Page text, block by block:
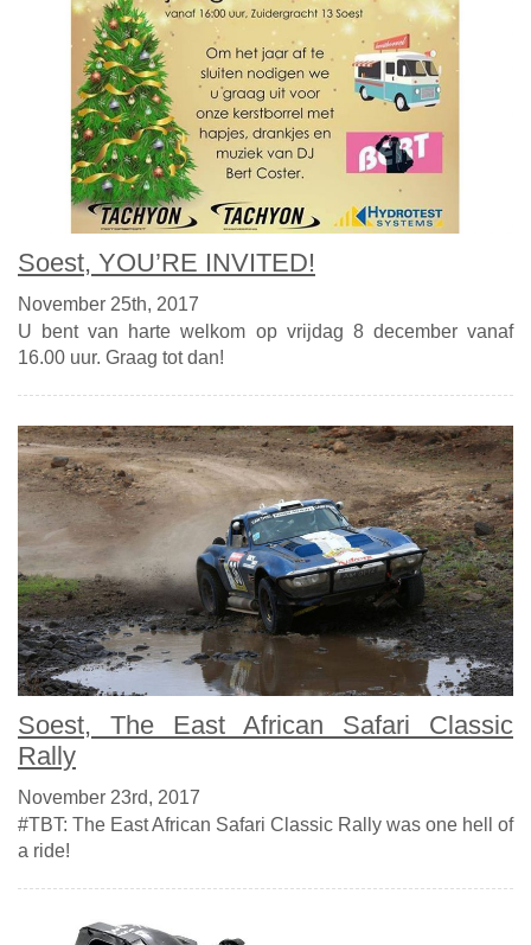
Soest, YOU’RE INVITED!
November 25th, 2017
U bent van harte welkom op vrijdag 8 december vanaf
16.00 uur. Graag tot dan!
Soest, The East African Safari Classic
Rally
November 23rd, 2017
#TBT: The East African Safari Classic Rally was one hell of
a ride!